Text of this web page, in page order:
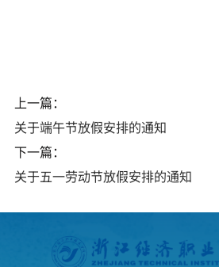
上一篇：
关于端午节放假安排的通知
下一篇：
关于五一劳动节放假安排的通知